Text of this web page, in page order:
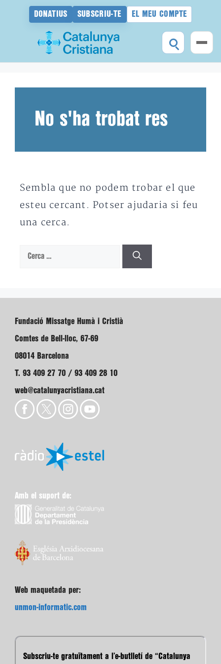
DONATIUS SUBSCRIU-TE EL MEU COMPTE
No s'ha trobat res
Sembla que no podem trobar el que
esteu cercant. Potser ajudaria si feu
una cerca.
Cerca:
Fundació Missatge Humà i Cristià
Comtes de Bell-lloc, 67-69
08014 Barcelona
T. 93 409 27 70 / 93 409 28 10
web@catalunyacristiana.cat
Amb el suport de:
Web maquetada per:
unmon-informatic.com
Subscriu-te gratuïtament a l’e-butlletí de “Catalunya